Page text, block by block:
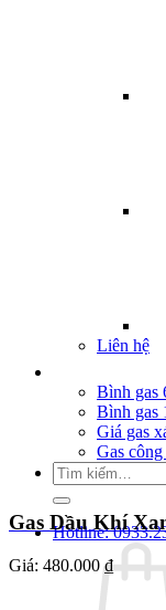
Liên hệ
Bình gas
Bình gas
Giá gas
Gas
Tìm
kiếm:
Hotline:
Gas Dầu Khí
Giá: 480.000 ₫